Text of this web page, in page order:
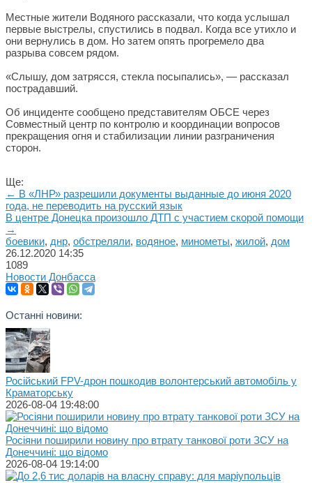
Местные жители Водяного рассказали, что когда услышал
первые выстрелы, спустились в подвал. Когда все утихло и
они вернулись в дом. Но затем опять прогремело два
разрыва совсем рядом.
«Слышу, дом затрясся, стекла посыпались», — рассказал
пострадавший.
Об инциденте сообщено представителям ОБСЕ через
Совместный центр по контролю и координации вопросов
прекращения огня и стабилизации линии разграничения
сторон.
Ще:
← В «ЛНР» разрешили документы выданные до июня 2020
года, не переводить на русский язык
В центре Донецка произошло ДТП с участием скорой помощи
→
боевики, днр, обстреляли, водяное, минометы, жилой, дом
26.12.2020 14:35
1089
Новости Донбасса
Останні новини:
Російський FPV-дрон пошкодив волонтерський автомобіль у
Краматорську
2026-08-04 19:48:00
Росіяни поширили новину про втрату танкової роти ЗСУ на
Донеччині: що відомо
2026-08-04 19:14:00